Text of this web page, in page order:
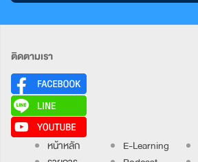
ติดตามเรา
หน้าหลัก
E-Learning